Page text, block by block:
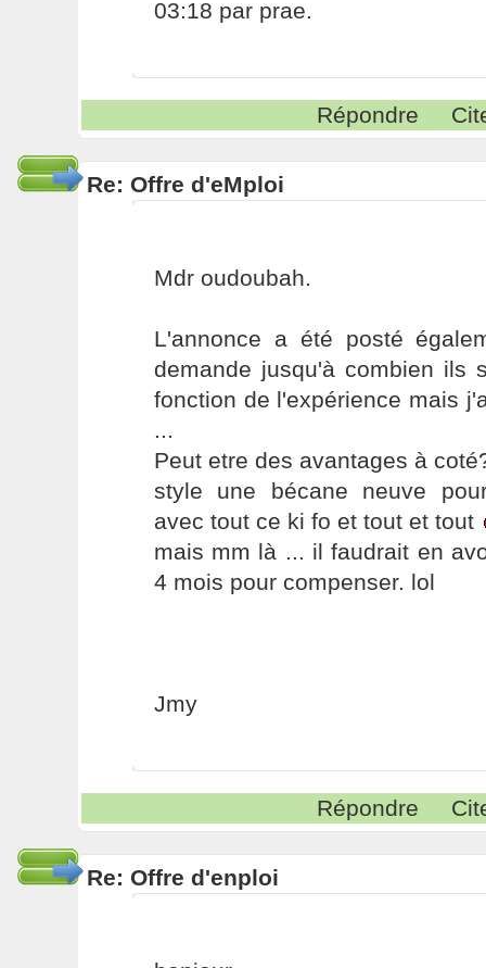
03:18 par prae.
Répondre
Re: Offre d'eMploi
Mdr oudoubah.
L'annonce a été posté
demande jusqu'à combien ils
fonction de l'expérience mais
...
Peut etre des avantages à
style une bécane neuve
avec tout ce ki fo et tout et tout
mais mm là ... il faudrait en
4 mois pour compenser. lol
Jmy
Répondre
Re: Offre d'enploi